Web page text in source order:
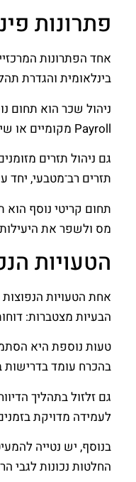
פתרונות
אחד הפתרונות
בינלאומית והגדרת
ניהול שכר הוא תחום
Payroll מקומיים או שילוב עם ספקים שמתמחים בעבודה עם חברות זרות יכולים למנוע טעויות יקרות.
תזרים רב־מטבעי,
תחום קריטי נוסף הוא
מס ולשפר את היעילות
הטעויות
אחת הטעויות
הבעיות מצטברות:
טעות נוספת היא
בהכרח עומד בדרישות
גם זלזול בתהליך
לעמידה מדויקת
בנוסף, יש נטייה
החלטות נכונות לגבי